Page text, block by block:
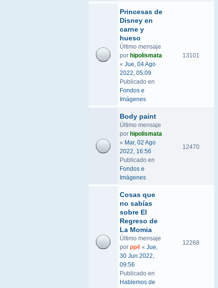
Princesas de
Disney en
carne y
hueso
Último mensaje
por hipolismata
« Jue, 04 Ago
2022, 05:09
Publicado en
Fondos e
Imágenes
13101
Body paint
Último mensaje
por hipolismata
« Mar, 02 Ago
2022, 16:56
Publicado en
Fondos e
Imágenes
12470
Cosas que
no sabías
sobre El
Regreso de
La Momia
Último mensaje
por pp4 « Jue,
30 Jun 2022,
09:56
Publicado en
Hablemos de
12268